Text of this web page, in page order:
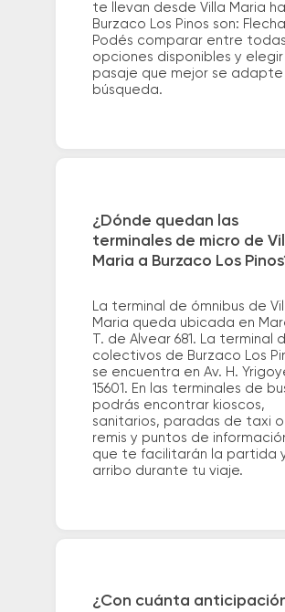
te llevan desde Villa Maria
Burzaco Los Pinos son:
Podés comparar entre
opciones disponibles y elegir
pasaje que mejor se
búsqueda.
¿Dónde quedan las
terminales de micro de
Maria a Burzaco Los
La terminal de ómnibus de
Maria queda ubicada en
T. de Alvear 681. La terminal
colectivos de Burzaco Los
se encuentra en Av. H.
15601. En las terminales de
podrás encontrar kioscos,
sanitarios, paradas de taxi o
remis y puntos de
que te facilitarán la partida
arribo durante tu viaje.
¿Con cuánta